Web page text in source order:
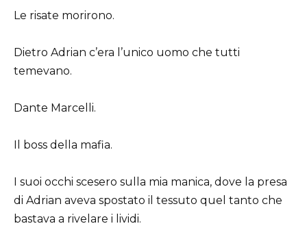
Le risate morirono.
Dietro Adrian c’era l’unico uomo che tutti
temevano.
Dante Marcelli.
Il boss della mafia.
I suoi occhi scesero sulla mia manica, dove la presa
di Adrian aveva spostato il tessuto quel tanto che
bastava a rivelare i lividi.